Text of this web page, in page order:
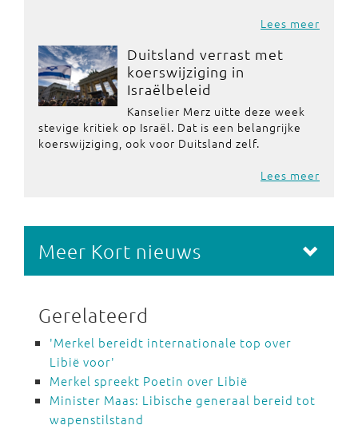
Lees meer
Duitsland verrast met
koerswijziging in
Israëlbeleid
Kanselier Merz uitte deze week
stevige kritiek op Israël. Dat is een belangrijke
koerswijziging, ook voor Duitsland zelf.
Lees meer
Meer Kort nieuws
Gerelateerd
'Merkel bereidt internationale top over
Libië voor'
Merkel spreekt Poetin over Libië
Minister Maas: Libische generaal bereid tot
wapenstilstand